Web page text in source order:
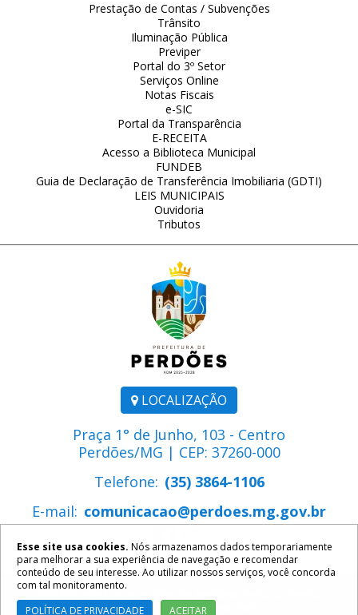
LOCALIZAÇÃO
Praça 1° de Junho, 103 - Centro
Perdões/MG | CEP: 37260-000
Telefone: (35) 3864-1106
E-mail: comunicacao@perdoes.mg.gov.br
Prestação de Contas / Subvenções
Trânsito
Iluminação Pública
Previper
Portal do 3º Setor
Serviços Online
Notas Fiscais
e-SIC
Portal da Transparência
E-RECEITA
Acesso a Biblioteca Municipal
FUNDEB
Guia de Declaração de Transferência Imobiliaria (GDTI)
LEIS MUNICIPAIS
Ouvidoria
Tributos
reservados.
Política de Privacidade
Esse site usa cookies. Nós armazenamos dados temporariamente
para melhorar a sua experiência de navegação e recomendar
conteúdo de seu interesse. Ao utilizar nossos serviços, você concorda
com tal monitoramento.
POLÍTICA DE PRIVACIDADE
ACEITAR